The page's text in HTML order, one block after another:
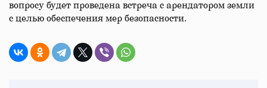
вопросу будет проведена встреча с арендатором земли
с целью обеспечения мер безопасности.